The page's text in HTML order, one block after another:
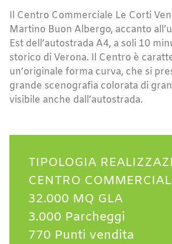
Il Centro Commerciale Le Corti
Martino Buon Albergo, accanto
Est dell’autostrada A4, a soli 10
storico di Verona. Il Centro è
un’originale forma curva, che si
grande scenografia colorata di
visibile anche dall’autostrada.
TIPOLOGIA
CENTRO
32.000 MQ GLA
3.000 Parcheggi
770 Punti vendita